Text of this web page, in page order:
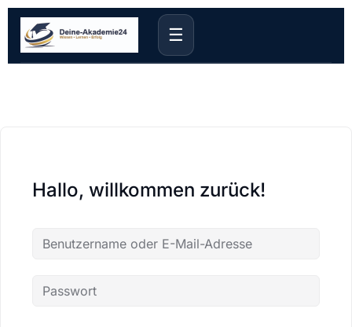
☰
Hallo, willkommen zurück!